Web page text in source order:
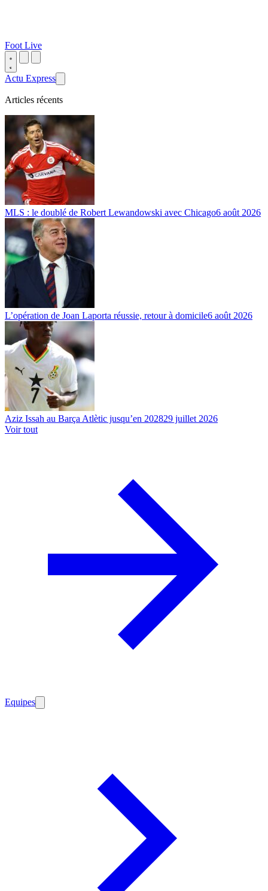
Foot Live
Actu Express
Articles récents
MLS : le doublé de Robert Lewandowski avec Chicago6 août 2026
L’opération de Joan Laporta réussie, retour à domicile6 août 2026
Aziz Issah au Barça Atlètic jusqu’en 202829 juillet 2026
Voir tout
Equipes